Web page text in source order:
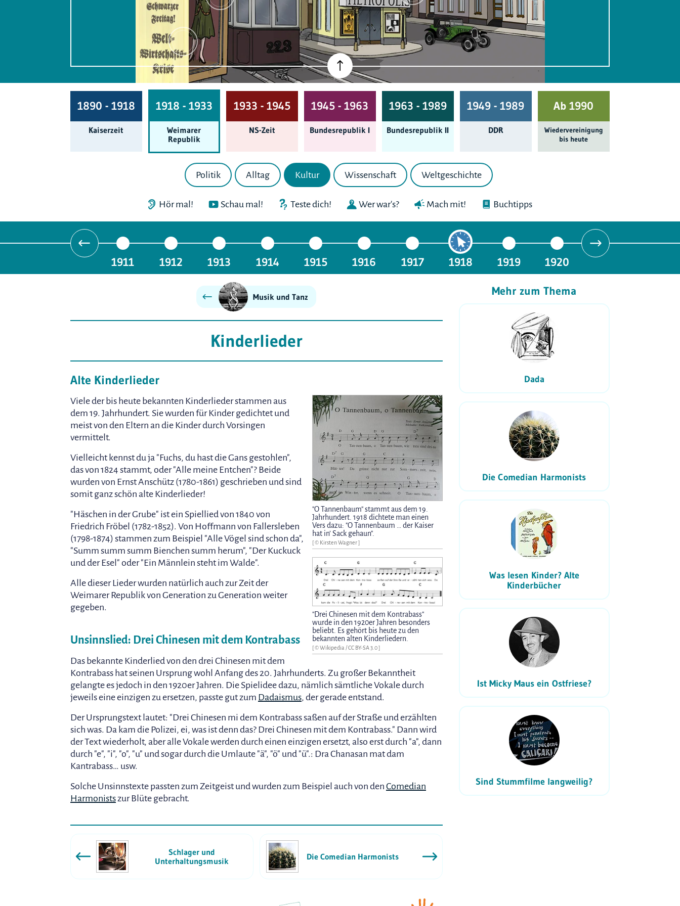
1890 - 1918
Kaiserzeit
1918 - 1933
Weimarer
Republik
1933 - 1945
NS-Zeit
1945 - 1963
Bundes­republik I
1963 - 1989
Bundes­republik II
1949 - 1989
DDR
Ab 1990
Wieder­ver­einigung
bis heute
Politik Alltag Kultur Wissenschaft Weltgeschichte
Hör mal! Schau mal! Teste dich! Wer war's? Mach mit! Buchtipps
1911 1912 1913 1914 1915 1916 1917 1918 1919 1920
Musik und Tanz
Kinderlieder
Alte Kinderlieder
"O Tannenbaum" stammt aus dem 19.
Jahrhundert. 1918 dichtete man einen
Vers dazu: "O Tannenbaum … der Kaiser
hat in’ Sack gehaun".
[ © Kirsten Wagner ]
"Drei Chinesen mit dem Kontrabass"
wurde in den 1920er Jahren besonders
beliebt. Es gehört bis heute zu den
bekannten alten Kinderliedern.
[ © Wikipedia /CC BY-SA 3.0]
Viele der bis heute bekannten Kinderlieder stammen aus
dem 19. Jahrhundert. Sie wurden für Kinder gedichtet und
meist von den Eltern an die Kinder durch Vorsingen
vermittelt.
Vielleicht kennst du ja "Fuchs, du hast die Gans gestohlen",
das von 1824 stammt, oder "Alle meine Entchen"? Beide
wurden von Ernst Anschütz (1780-1861) geschrieben und sind
somit ganz schön alte Kinderlieder!
"Häschen in der Grube" ist ein Spiellied von 1840 von
Friedrich Fröbel (1782-1852). Von Hoffmann von Fallersleben
(1798-1874) stammen zum Beispiel "Alle Vögel sind schon da",
"Summ summ summ Bienchen summ herum", "Der Kuckuck
und der Esel" oder "Ein Männlein steht im Walde".
Alle dieser Lieder wurden natürlich auch zur Zeit der
Weimarer Republik von Generation zu Generation weiter
gegeben.
Unsinnslied: Drei Chinesen mit dem Kontrabass
Das bekannte Kinderlied von den drei Chinesen mit dem
Kontrabass hat seinen Ursprung wohl Anfang des 20. Jahrhunderts. Zu großer Bekanntheit
gelangte es jedoch in den 1920er Jahren. Die Spielidee dazu, nämlich sämtliche Vokale durch
jeweils eine einzigen zu ersetzen, passte gut zum Dadaismus, der gerade entstand.
Der Ursprungstext lautet: "Drei Chinesen mi dem Kontrabass saßen auf der Straße und erzählten
sich was. Da kam die Polizei, ei, was ist denn das? Drei Chinesen mit dem Kontrabass." Dann wird
der Text wiederholt, aber alle Vokale werden durch einen einzigen ersetzt, also erst durch "a", dann
durch "e", "i", "o", "u" und sogar durch die Umlaute "ä", "ö" und "ü".: Dra Chanasan mat dam
Kantrabass… usw.
Solche Unsinnstexte passten zum Zeitgeist und wurden zum Beispiel auch von den Comedian
Harmonistszur Blüte gebracht.
Schlager und
Unterhaltungsmusik
Die Comedian Harmonists
Mehr zum Thema
Dada
Die Comedian Harmonists
Was lesen Kinder? Alte
Kinderbücher
Ist Micky Maus ein Ostfriese?
Sind Stummfilme langweilig?